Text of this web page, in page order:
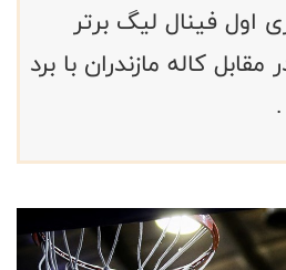
اول فینال لیگ برتر
کاله مازندران با برد